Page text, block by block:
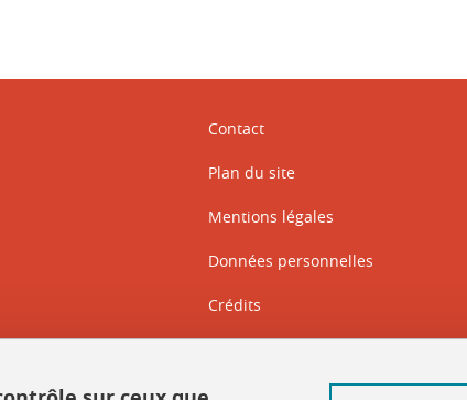
Contact
Plan du site
Mentions légales
Données personnelles
Crédits
Intranet DGD BAPSO - réseau doc